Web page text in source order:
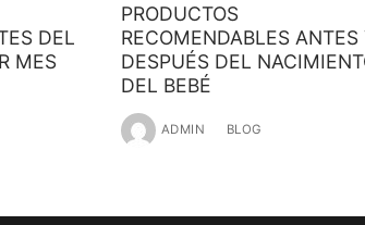
DEL
MES
PRODUCTOS
RECOMENDABLES ANTES
DESPUÉS DEL
DEL BEBÉ
ADMIN BLOG